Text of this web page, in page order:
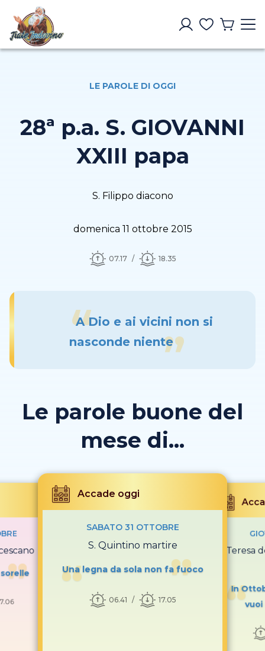
LE PAROLE DI OGGI
28ª p.a. S. GIOVANNI
XXIII papa
S. Filippo diacono
domenica 11 ottobre 2015
07.17 18.35
A Dio e ai vicini non si
nasconde niente
Le parole buone del
mese di...
Accade oggi
SABATO 31 OTTOBRE
S. Quintino martire
Una legna da sola non fa fuoco
06.41 17.05
S. Teresa
In
vuoi